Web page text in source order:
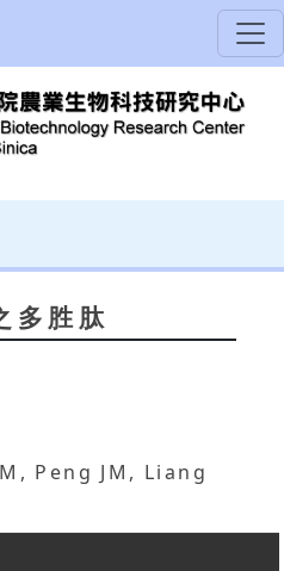
多胜肽
Peng JM, Liang